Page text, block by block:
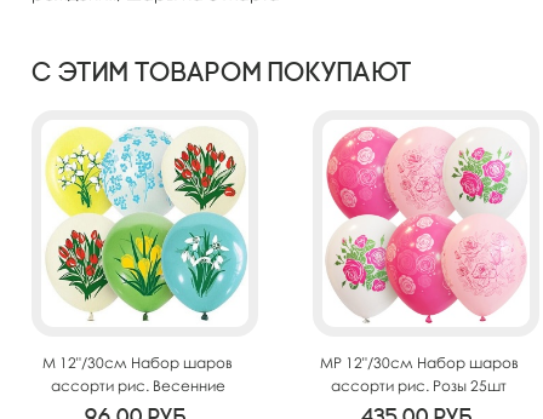
С этим товаром покупают
M 12"/30см Набор шаров
ассорти рис. Весенние
цветы 5шт
MP 12"/30см Набор шаров
ассорти рис. Розы 25шт